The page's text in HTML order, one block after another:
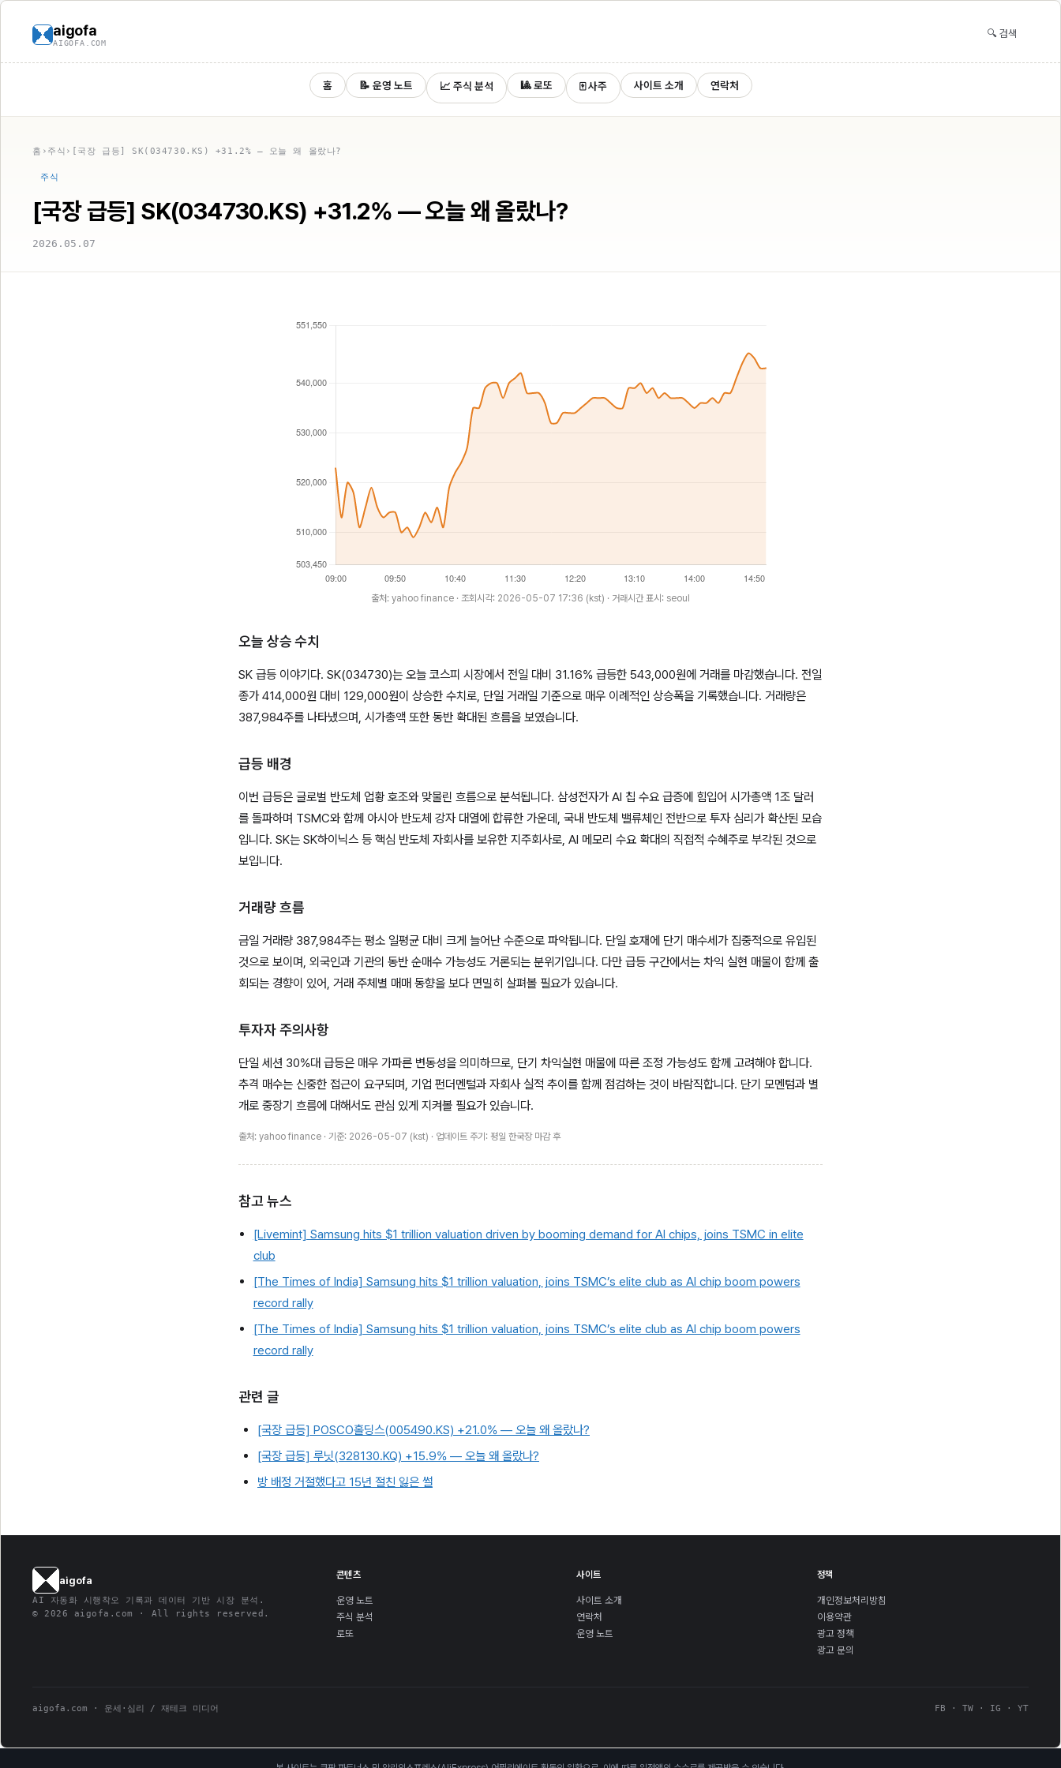
aigofa
AIGOFA.COM
홈 📝 운영 노트 📈 주식 분석 🎱 로또 🀄 사주 사이트 소개 연락처
🔍 검색
홈 › 주식 › [국장 급등] SK(034730.KS) +31.2% — 오늘 왜 올랐나?
주식
[국장 급등] SK(034730.KS) +31.2% — 오늘 왜 올랐나?
2026.05.07
출처: yahoo finance · 조회시각: 2026-05-07 17:36 (kst) · 거래시간 표시: seoul
오늘 상승 수치
SK 급등 이야기다. SK(034730)는 오늘 코스피 시장에서 전일 대비 31.16% 급등한 543,000원에 거래를 마감했습니다. 전일
종가 414,000원 대비 129,000원이 상승한 수치로, 단일 거래일 기준으로 매우 이례적인 상승폭을 기록했습니다. 거래량은
387,984주를 나타냈으며, 시가총액 또한 동반 확대된 흐름을 보였습니다.
급등 배경
이번 급등은 글로벌 반도체 업황 호조와 맞물린 흐름으로 분석됩니다. 삼성전자가 AI 칩 수요 급증에 힘입어 시가총액 1조 달러
를 돌파하며 TSMC와 함께 아시아 반도체 강자 대열에 합류한 가운데, 국내 반도체 밸류체인 전반으로 투자 심리가 확산된 모습
입니다. SK는 SK하이닉스 등 핵심 반도체 자회사를 보유한 지주회사로, AI 메모리 수요 확대의 직접적 수혜주로 부각된 것으로
보입니다.
거래량 흐름
금일 거래량 387,984주는 평소 일평균 대비 크게 늘어난 수준으로 파악됩니다. 단일 호재에 단기 매수세가 집중적으로 유입된
것으로 보이며, 외국인과 기관의 동반 순매수 가능성도 거론되는 분위기입니다. 다만 급등 구간에서는 차익 실현 매물이 함께 출
회되는 경향이 있어, 거래 주체별 매매 동향을 보다 면밀히 살펴볼 필요가 있습니다.
투자자 주의사항
단일 세션 30%대 급등은 매우 가파른 변동성을 의미하므로, 단기 차익실현 매물에 따른 조정 가능성도 함께 고려해야 합니다.
추격 매수는 신중한 접근이 요구되며, 기업 펀더멘털과 자회사 실적 추이를 함께 점검하는 것이 바람직합니다. 단기 모멘텀과 별
개로 중장기 흐름에 대해서도 관심 있게 지켜볼 필요가 있습니다.
출처: yahoo finance · 기준: 2026-05-07 (kst) · 업데이트 주기: 평일 한국장 마감 후
참고 뉴스
[Livemint] Samsung hits $1 trillion valuation driven by booming demand for AI chips, joins TSMC in elite
club
[The Times of India] Samsung hits $1 trillion valuation, joins TSMC’s elite club as AI chip boom powers
record rally
[The Times of India] Samsung hits $1 trillion valuation, joins TSMC’s elite club as AI chip boom powers
record rally
관련 글
[국장 급등] POSCO홀딩스(005490.KS) +21.0% — 오늘 왜 올랐나?
[국장 급등] 루닛(328130.KQ) +15.9% — 오늘 왜 올랐나?
방 배정 거절했다고 15년 절친 잃은 썰
aigofa
AI 자동화 시행착오 기록과 데이터 기반 시장 분석.
© 2026 aigofa.com · All rights reserved.
콘텐츠
운영 노트
주식 분석
로또
사이트
사이트 소개
연락처
운영 노트
정책
개인정보처리방침
이용약관
광고 정책
광고 문의
aigofa.com · 운세·심리 / 재테크 미디어 FB · TW · IG · YT